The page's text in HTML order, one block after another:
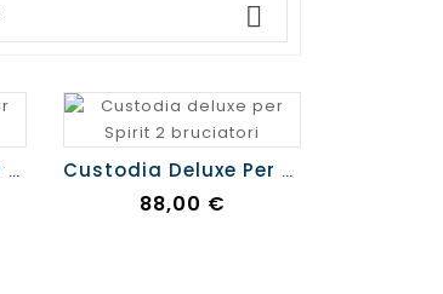

Custodia Deluxe Per Performer GBS Custodia Deluxe Per Spirit 2 Bruciatori
Prezzo
88,00 €